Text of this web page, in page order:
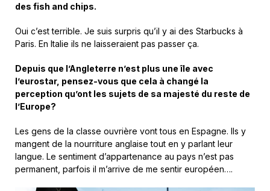
des fish and chips.
Oui c’est terrible. Je suis surpris qu’il y ai des Starbucks à
Paris. En Italie ils ne laisseraient pas passer ça.
Depuis que l’Angleterre n’est plus une île avec
l’eurostar, pensez-vous que cela à changé la
perception qu’ont les sujets de sa majesté du reste de
l’Europe?
Les gens de la classe ouvrière vont tous en Espagne. Ils y
mangent de la nourriture anglaise tout en y parlant leur
langue. Le sentiment d’appartenance au pays n’est pas
permanent, parfois il m’arrive de me sentir européen….